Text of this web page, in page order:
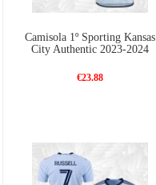
Camisola 1º Sporting Kansas
City Authentic 2023-2024
€23.88